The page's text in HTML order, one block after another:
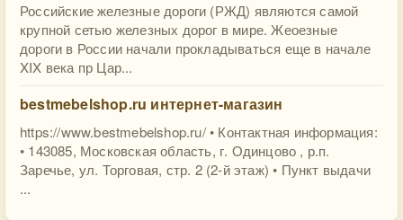
Российские железные дороги (РЖД) являются самой
крупной сетью железных дорог в мире. Жеоезные
дороги в России начали прокладываться еще в начале
XIX века пр Цар...
bestmebelshop.ru интернет-магазин
https://www.bestmebelshop.ru/ • Контактная информация:
• 143085, Московская область, г. Одинцово , р.п.
Заречье, ул. Торговая, стр. 2 (2-й этаж) • Пункт выдачи
...